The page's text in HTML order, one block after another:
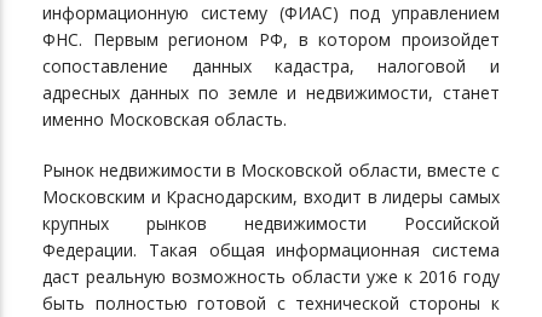
информационную систему (ФИАС) под управлением
ФНС. Первым регионом РФ, в котором произойдет
сопоставление данных кадастра, налоговой и
адресных данных по земле и недвижимости, станет
именно Московская область.
Рынок недвижимости в Московской области, вместе с
Московским и Краснодарским, входит в лидеры самых
крупных рынков недвижимости Российской
Федерации. Такая общая информационная система
даст реальную возможность области уже к 2016 году
быть полностью готовой с технической стороны к